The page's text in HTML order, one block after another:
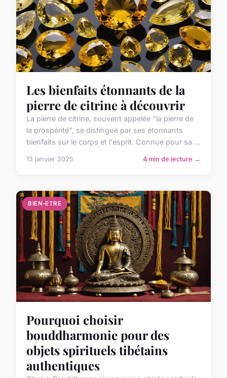
Les bienfaits étonnants de la
pierre de citrine à découvrir
La pierre de citrine, souvent appelée "la pierre de
la prospérité", se distingue par ses étonnants
bienfaits sur le corps et l'esprit. Connue pour sa ...
13 janvier 2025 4 min de lecture →
BIEN-ETRE
Pourquoi choisir
bouddharmonie pour des
objets spirituels tibétains
authentiques